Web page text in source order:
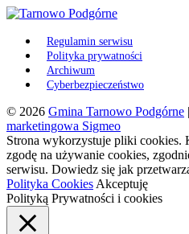
Regulamin serwisu
Polityka prywatności
Archiwum
Cyberbezpieczeństwo
© 2026 Gmina Tarnowo Podgórne |
marketingowa Sigmeo
Strona wykorzystuje pliki cookies.
zgodę na używanie cookies,
serwisu. Dowiedz się jak
Polityka Cookies Akceptuję
Polityką Prywatności i cookies